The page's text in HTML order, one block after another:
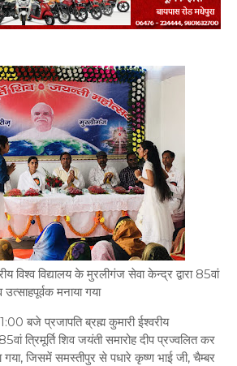
विश्व विद्यालय के मुरलीगंज सेवा केन्द्र द्वारा 85वां
उत्साहपूर्वक मनाया गया
बजे प्रजापति ब्रह्म कुमारी ईश्वरीय
त्रिमूर्ति शिव जयंती समारोह दीप प्रज्वलित कर
गया, जिसमें समस्तीपुर से पधारे कृष्ण भाई जी, चैम्बर